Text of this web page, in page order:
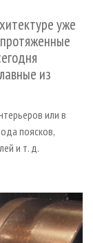
уже
из
или в
поясков,
и т. д.